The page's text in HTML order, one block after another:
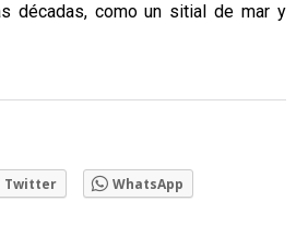
décadas, como un sitial de mar y
Twitter WhatsApp